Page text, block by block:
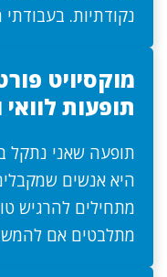
נקודתיות.
מוקסיויט
תופעות
תופעה שאני נתקל
היא אנשים
מתחילים להרגיש
מתלבטים אם